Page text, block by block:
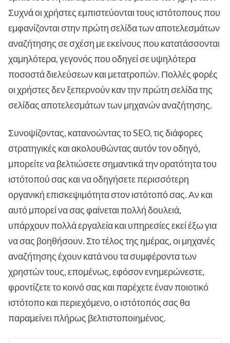
Συχνά οι χρήστες εμπιστεύονται τους ιστότοπους που
εμφανίζονται στην πρώτη σελίδα των αποτελεσμάτων
αναζήτησης σε σχέση με εκείνους που κατατάσσονται
χαμηλότερα, γεγονός που οδηγεί σε υψηλότερα
ποσοστά διελεύσεων και μετατροπών. Πολλές φορές
οι χρήστες δεν ξεπερνούν καν την πρώτη σελίδα της
σελίδας αποτελεσμάτων των μηχανών αναζήτησης.
Συνοψίζοντας, κατανοώντας το SEO, τις διάφορες
στρατηγικές και ακολουθώντας αυτόν τον οδηγό,
μπορείτε να βελτιώσετε σημαντικά την ορατότητα του
ιστότοπού σας και να οδηγήσετε περισσότερη
οργανική επισκεψιμότητα στον ιστότοπό σας. Αν και
αυτό μπορεί να σας φαίνεται πολλή δουλειά,
υπάρχουν πολλά εργαλεία και υπηρεσίες εκεί έξω για
να σας βοηθήσουν. Στο τέλος της ημέρας, οι μηχανές
αναζήτησης έχουν κατά νου τα συμφέροντα των
χρηστών τους, επομένως, εφόσον ενημερώνεστε,
φροντίζετε το κοινό σας και παρέχετε έναν ποιοτικό
ιστότοπο και περιεχόμενο, ο ιστότοπός σας θα
παραμείνει πλήρως βελτιστοποιημένος.